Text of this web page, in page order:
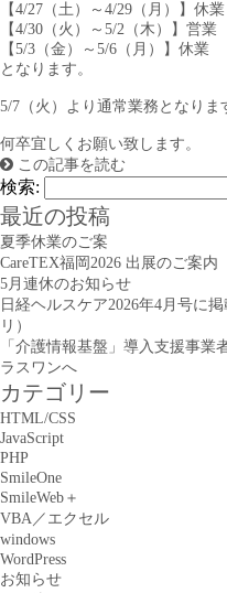
【4/27（土）～4/29（月）】休業
【4/30（火）～5/2（木）】営業
【5/3（金）～5/6（月）】休業
となります。
5/7（火）より通常業務となりま
何卒宜しくお願い致します。
この記事を読む
検索:
最近の投稿
夏季休業のご案
CareTEX福岡2026 出展のご案内
5月連休のお知らせ
日経ヘルスケア2026年4月号に
リ）
「介護情報基盤」導入支援事
ラスワンへ
カテゴリー
HTML/CSS
JavaScript
PHP
SmileOne
SmileWeb＋
VBA／エクセル
windows
WordPress
お知らせ